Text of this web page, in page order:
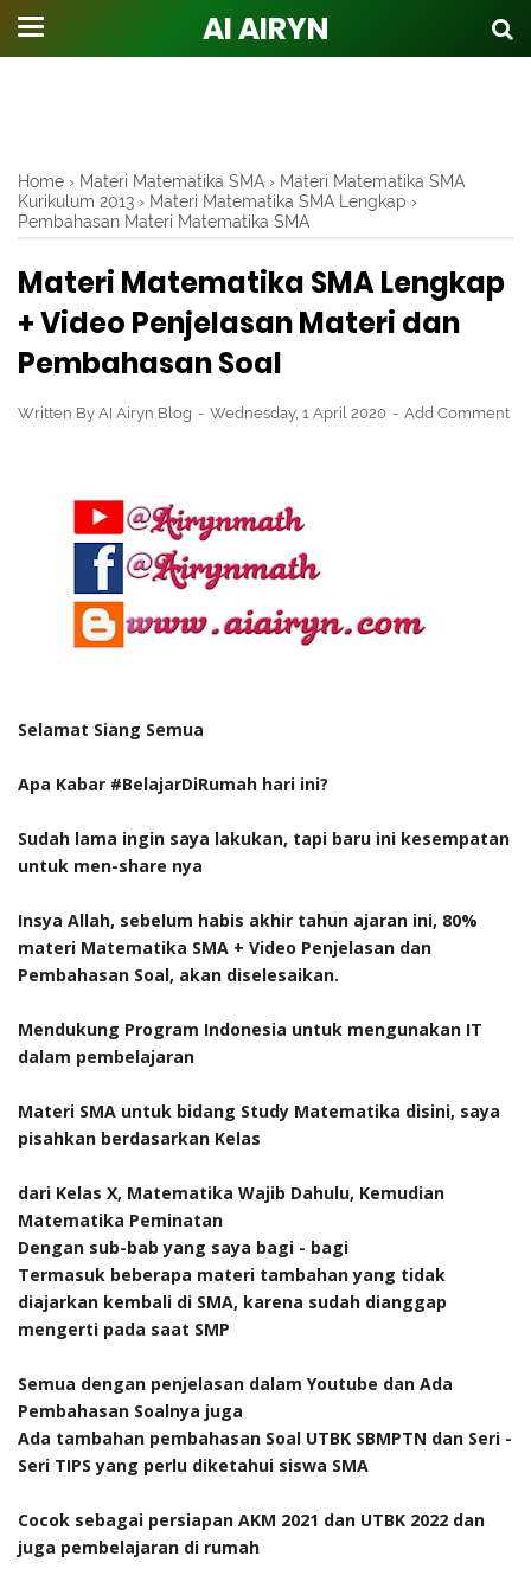
AI AIRYN
Home › Materi Matematika SMA › Materi Matematika SMA
Kurikulum 2013 › Materi Matematika SMA Lengkap ›
Pembahasan Materi Matematika SMA
Materi Matematika SMA Lengkap
+ Video Penjelasan Materi dan
Pembahasan Soal
Written By AI Airyn Blog Wednesday, 1 April 2020 Add Comment
Selamat Siang Semua
Apa Kabar #BelajarDiRumah hari ini?
Sudah lama ingin saya lakukan, tapi baru ini kesempatan
untuk men-share nya
Insya Allah, sebelum habis akhir tahun ajaran ini, 80%
materi Matematika SMA + Video Penjelasan dan
Pembahasan Soal, akan diselesaikan.
Mendukung Program Indonesia untuk mengunakan IT
dalam pembelajaran
Materi SMA untuk bidang Study Matematika disini, saya
pisahkan berdasarkan Kelas
dari Kelas X, Matematika Wajib Dahulu, Kemudian
Matematika Peminatan
Dengan sub-bab yang saya bagi - bagi
Termasuk beberapa materi tambahan yang tidak
diajarkan kembali di SMA, karena sudah dianggap
mengerti pada saat SMP
Semua dengan penjelasan dalam Youtube dan Ada
Pembahasan Soalnya juga
Ada tambahan pembahasan Soal UTBK SBMPTN dan Seri -
Seri TIPS yang perlu diketahui siswa SMA
Cocok sebagai persiapan AKM 2021 dan UTBK 2022 dan
juga pembelajaran di rumah